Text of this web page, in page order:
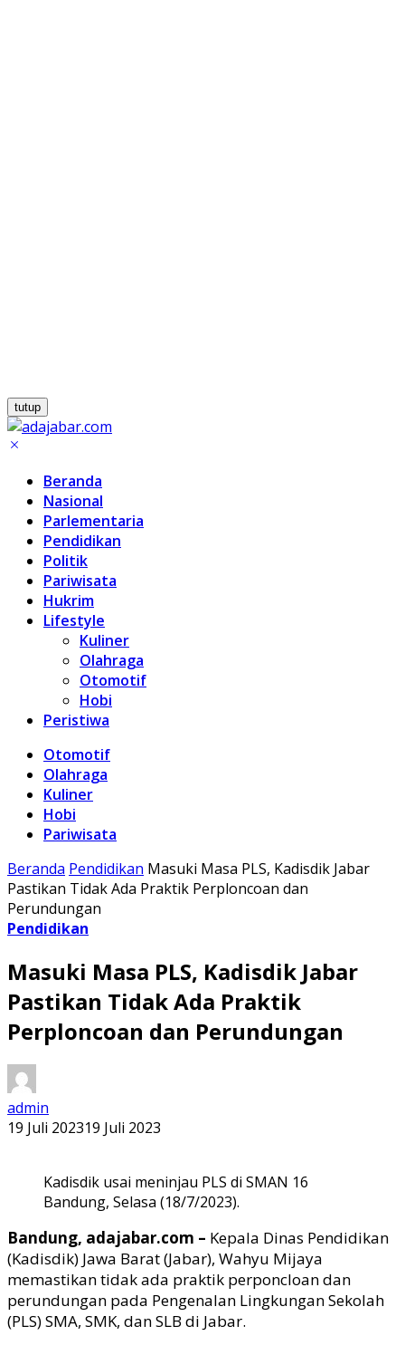
tutup
Beranda
Nasional
Parlementaria
Pendidikan
Politik
Pariwisata
Hukrim
Lifestyle
Kuliner
Olahraga
Otomotif
Hobi
Peristiwa
Otomotif
Olahraga
Kuliner
Hobi
Pariwisata
Beranda Pendidikan Masuki Masa PLS, Kadisdik Jabar
Pastikan Tidak Ada Praktik Perploncoan dan
Perundungan
Pendidikan
Masuki Masa PLS, Kadisdik Jabar
Pastikan Tidak Ada Praktik
Perploncoan dan Perundungan
admin
19 Juli 202319 Juli 2023
Kadisdik usai meninjau PLS di SMAN 16
Bandung, Selasa (18/7/2023).
Bandung, adajabar.com – Kepala Dinas Pendidikan
(Kadisdik) Jawa Barat (Jabar), Wahyu Mijaya
memastikan tidak ada praktik perponcloan dan
perundungan pada Pengenalan Lingkungan Sekolah
(PLS) SMA, SMK, dan SLB di Jabar.